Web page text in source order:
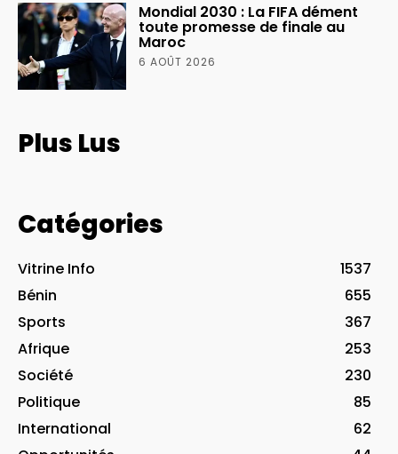
Mondial 2030 : La FIFA dément
toute promesse de finale au
Maroc
6 AOÛT 2026
Plus Lus
Catégories
Vitrine Info
1537
Bénin
655
Sports
367
Afrique
253
Société
230
Politique
85
International
62